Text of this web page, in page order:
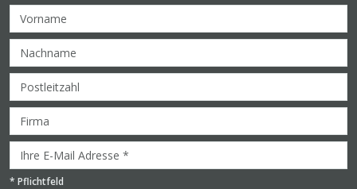
* Pflichtfeld